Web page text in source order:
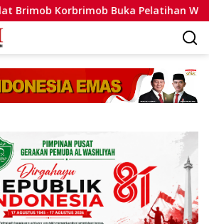
Buka Pelatihan Wanteror